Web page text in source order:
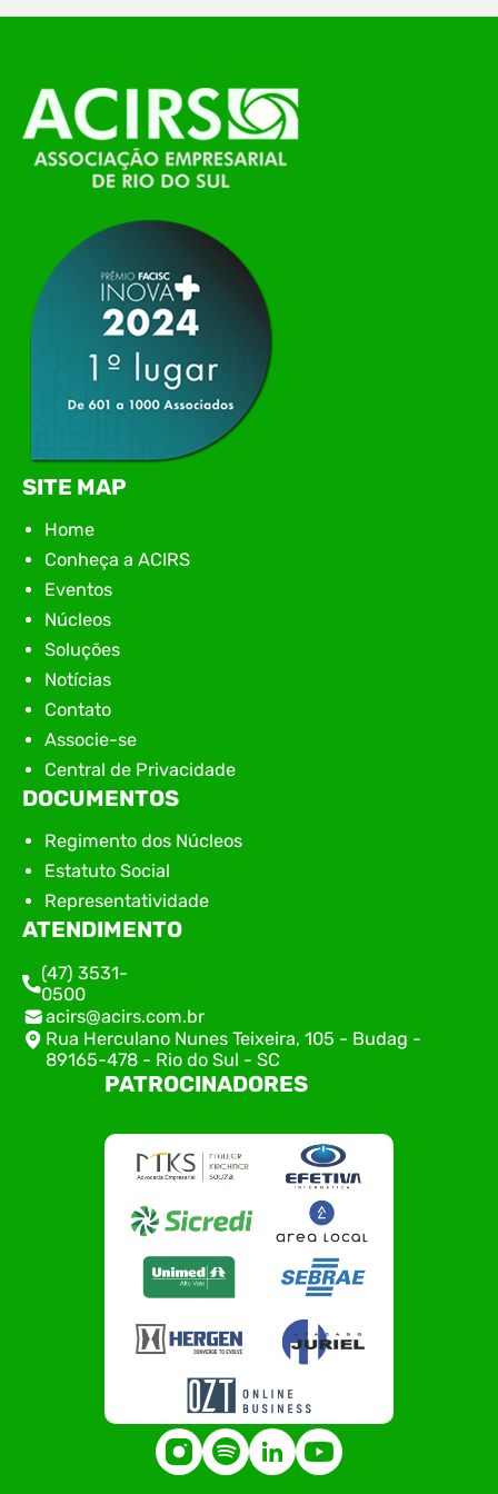
O Polo ACATE-ACIRS, por meio do NIAVI – Núcleo
de Tecnologia da Informação do Alto Vale do
Itajaí, realizou, no dia 21 de julho, o evento
Conexão Tech NIAVI, reunindo empresas de
tecnologia da região para uma noite de
apresentação de novas iniciativas para o setor. O
encontro aconteceu em Rio…
SITE MAP
Home
Conheça a ACIRS
Eventos
Núcleos
Soluções
Notícias
Contato
Associe-se
Central de Privacidade
DOCUMENTOS
Regimento dos Núcleos
Estatuto Social
Representatividade
ATENDIMENTO
(47) 3531-
0500
acirs@acirs.com.br
Rua Herculano Nunes Teixeira, 105 - Budag -
89165-478 - Rio do Sul - SC
PATROCINADORES